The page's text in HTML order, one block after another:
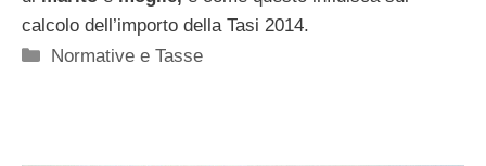
calcolo dell’importo della Tasi 2014.
Categorie
Normative e Tasse